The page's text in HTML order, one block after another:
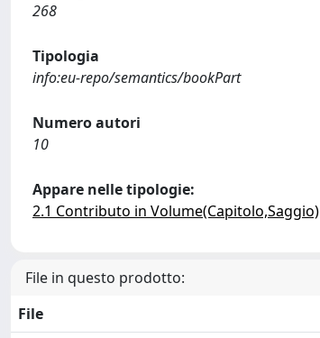
268
Tipologia
info:eu-repo/semantics/bookPart
Numero autori
10
Appare nelle tipologie:
2.1 Contributo in Volume(Capitolo,Saggio)
File in questo prodotto:
File